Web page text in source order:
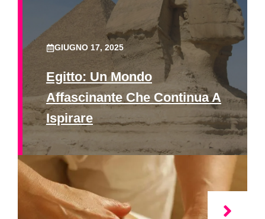
GIUGNO 17, 2025
Egitto: Un Mondo
Affascinante Che Continua A
Ispirare